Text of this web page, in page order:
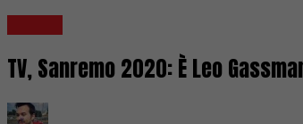
TV, Sanremo 2020: È Leo